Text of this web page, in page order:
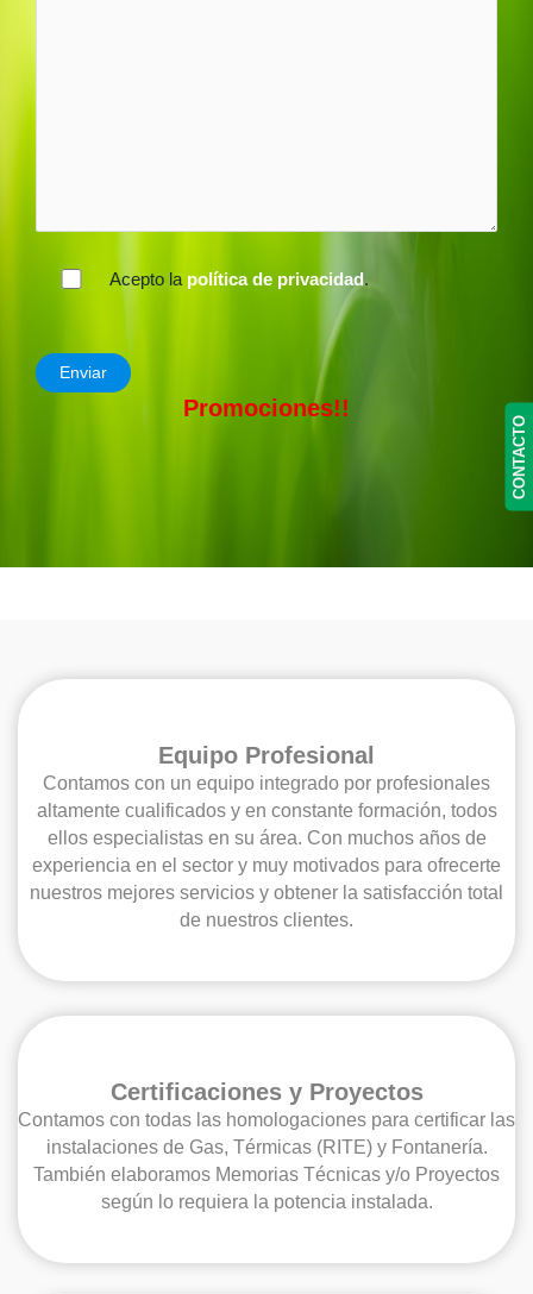
Acepto la política de privacidad .
Promociones!!
Equipo Profesional
Contamos con un equipo integrado por profesionales
altamente cualificados y en constante formación, todos
ellos especialistas en su área. Con muchos años de
experiencia en el sector y muy motivados para ofrecerte
nuestros mejores servicios y obtener la satisfacción total
de nuestros clientes.
Certificaciones y Proyectos
Contamos con todas las homologaciones para certificar las
instalaciones de Gas, Térmicas (RITE) y Fontanería.
También elaboramos Memorias Técnicas y/o Proyectos
según lo requiera la potencia instalada.
CONTACTO